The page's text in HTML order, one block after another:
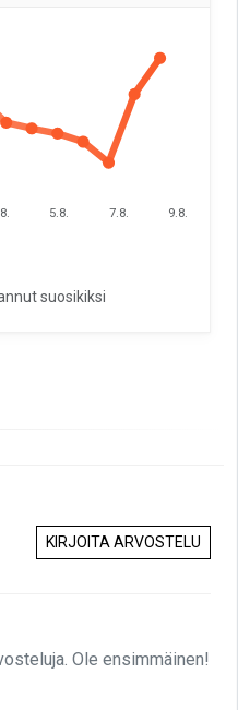
5.8. 7.8. 9.8.
suosikiksi
KIRJOITA ARVOSTELU
Ole ensimmäinen!